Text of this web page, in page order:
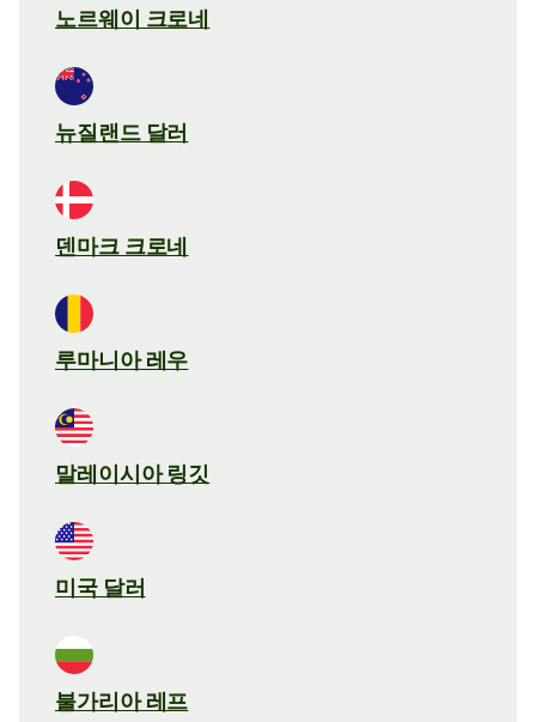
노르웨이 크로네
뉴질랜드 달러
덴마크 크로네
루마니아 레우
말레이시아 링깃
미국 달러
불가리아 레프